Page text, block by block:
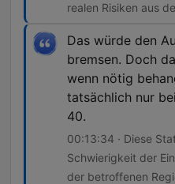
realen Risiken aus
Das würde den
bremsen. Doch
wenn nötig
tatsächlich nur
40.
00:13:34 · Diese
Schwierigkeit der
der betroffenen